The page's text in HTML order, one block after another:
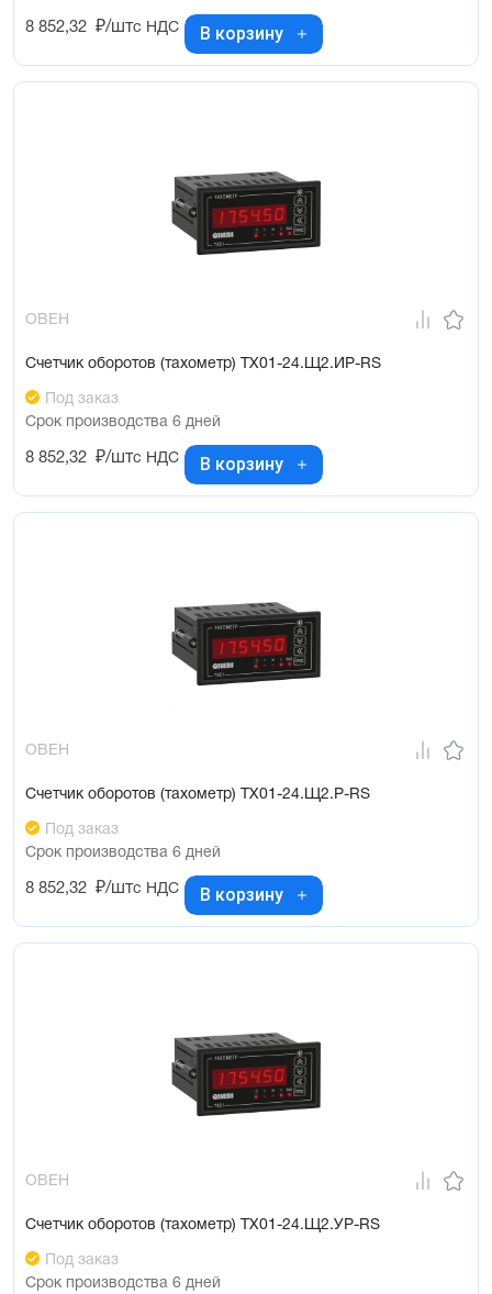
8 852,32 ₽/штс НДС В корзину
ОВЕН
Счетчик оборотов (тахометр) ТХ01-24.Щ2.ИР-RS
Под заказ
Срок производства 6 дней
8 852,32 ₽/штс НДС В корзину
ОВЕН
Счетчик оборотов (тахометр) ТХ01-24.Щ2.Р-RS
Под заказ
Срок производства 6 дней
8 852,32 ₽/штс НДС В корзину
ОВЕН
Счетчик оборотов (тахометр) ТХ01-24.Щ2.УР-RS
Под заказ
Срок производства 6 дней